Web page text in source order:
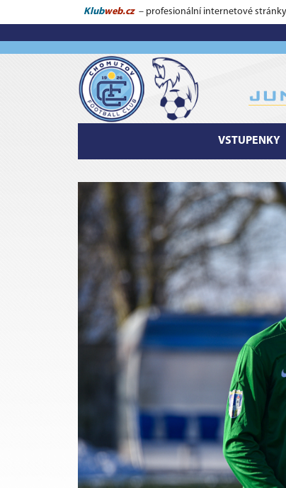
Klubweb.cz – profesionální internetové
VSTUPENKY